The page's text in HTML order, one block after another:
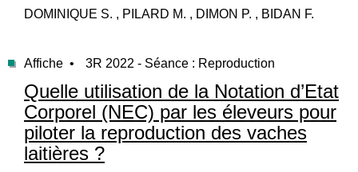
DOMINIQUE S. , PILARD M. , DIMON P. , BIDAN F.
Affiche • 3R 2022 - Séance : Reproduction
Quelle utilisation de la Notation d’Etat
Corporel (NEC) par les éleveurs pour
piloter la reproduction des vaches
laitières ?